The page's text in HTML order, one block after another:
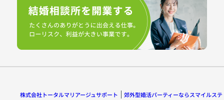
株式会社トータルマリアージュサポート
郊外型婚活パーティーならスマイルステ